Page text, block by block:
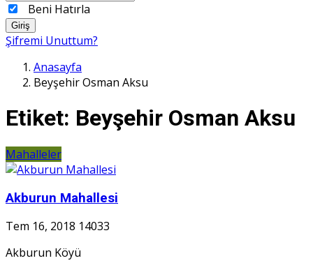
Beni Hatırla
Giriş
Şifremi Unuttum?
Anasayfa
Beyşehir Osman Aksu
Etiket: Beyşehir Osman Aksu
Mahalleler
Akburun Mahallesi
Tem 16, 2018 14033
Akburun Köyü